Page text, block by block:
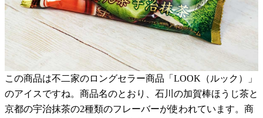
この商品は不二家のロングセラー商品「LOOK（ルック）」
のアイスですね。商品名のとおり、石川の加賀棒ほうじ茶と
京都の宇治抹茶の2種類のフレーバーが使われています。商